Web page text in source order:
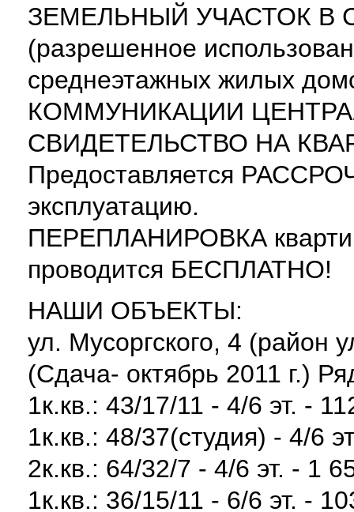
ЗЕМЕЛЬНЫЙ УЧАСТОК В
(разрешенное
среднеэтажных жилых
КОММУНИКАЦИИ
СВИДЕТЕЛЬСТВО НА
Предоставляется
эксплуатацию.
ПЕРЕПЛАНИРОВКА
проводится БЕСПЛАТНО!
НАШИ ОБЪЕКТЫ:
ул. Мусоргского, 4 (район
(Сдача- октябрь 2011 г.)
1к.кв.: 43/17/11 - 4/6 эт. -
1к.кв.: 48/37(студия) - 4/6
2к.кв.: 64/32/7 - 4/6 эт. - 1
1к.кв.: 36/15/11 - 6/6 эт. -